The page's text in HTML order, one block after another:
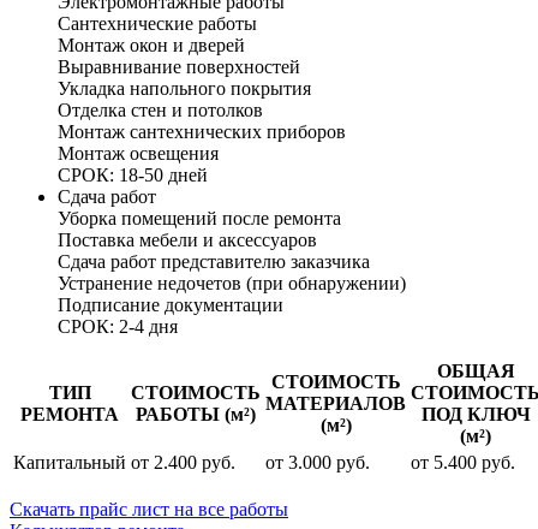
Сантехнические работы
Монтаж окон и дверей
Выравнивание поверхностей
Укладка напольного покрытия
Отделка стен и потолков
Монтаж сантехнических приборов
Монтаж освещения
СРОК: 18-50 дней
Сдача работ
Уборка помещений после ремонта
Поставка мебели и аксессуаров
Сдача работ представителю заказчика
Устранение недочетов (при обнаружении)
Подписание документации
СРОК: 2-4 дня
ТИП
РЕМОНТА
СТОИМОСТЬ
РАБОТЫ (м²)
СТОИМОСТЬ
МАТЕРИАЛОВ
(м²)
ОБЩАЯ
ПОД КЛЮЧ
(м²)
Капитальный от 2.400 руб. от 3.000 руб. от 5.400 руб.
Скачать прайс лист на все работы